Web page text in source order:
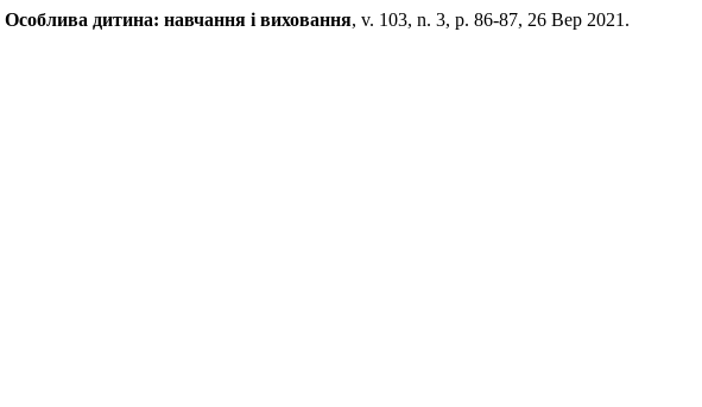
Особлива дитина: навчання і виховання, v. 103, n. 3, p. 86-87, 26 Вер 2021.